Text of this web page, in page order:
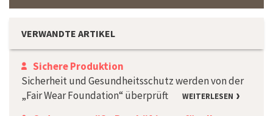
VERWANDTE ARTIKEL
Sichere Produktion
Sicherheit und Gesundheitsschutz werden von der
„Fair Wear Foundation“ überprüft
WEITERLESEN